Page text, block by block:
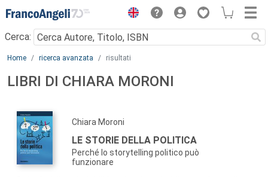
Menu
Cerca:
Main content
Home ricerca avanzata risultati
LIBRI DI CHIARA MORONI
Chiara Moroni
LE STORIE DELLA POLITICA
Perché lo storytelling politico può
funzionare